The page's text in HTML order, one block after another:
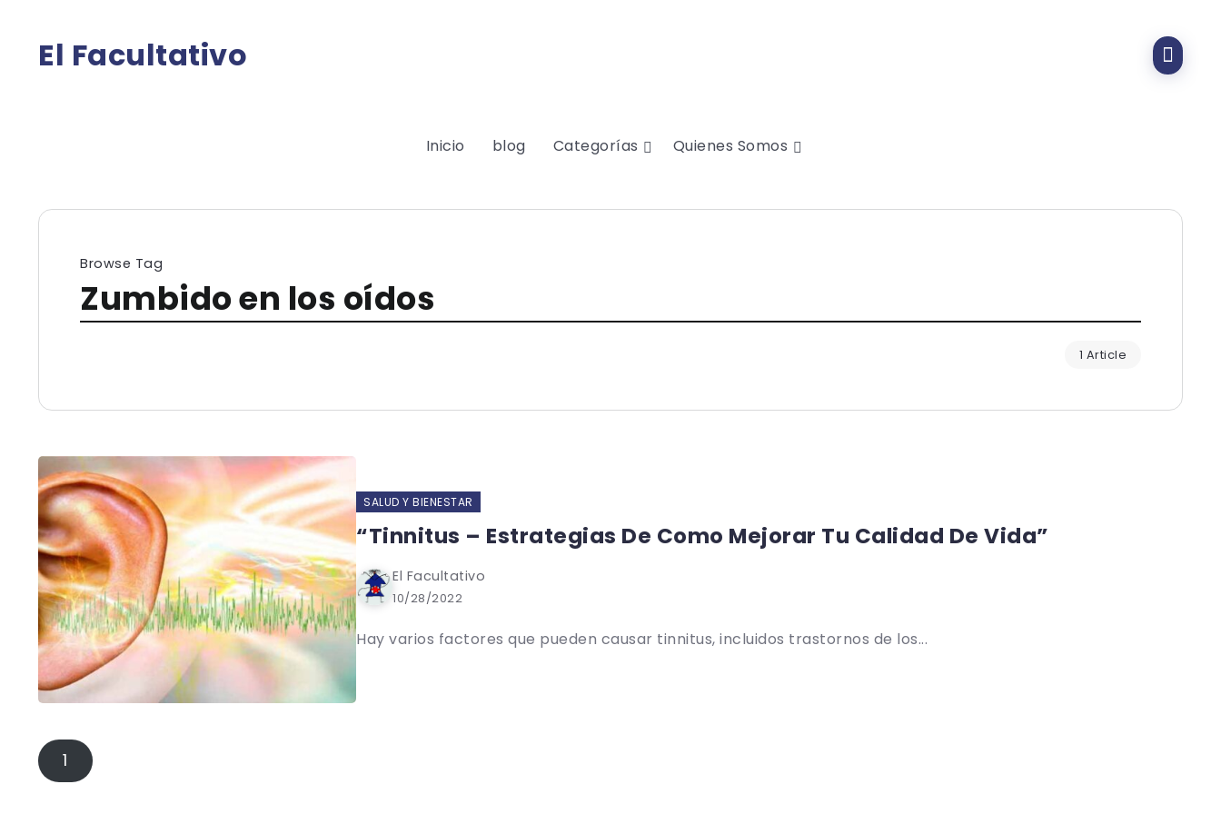
El Facultativo
Inicio blog Categorías Quienes Somos
Browse Tag
Zumbido en los oídos
1 Article
SALUD Y BIENESTAR
“Tinnitus – Estrategias De Como Mejorar Tu Calidad De Vida”
El Facultativo
10/28/2022
Hay varios factores que pueden causar tinnitus, incluidos trastornos de los...
1